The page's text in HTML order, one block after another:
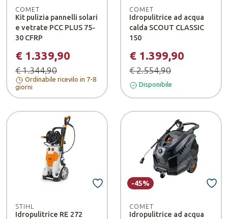
COMET
Kit pulizia pannelli solari
e vetrate PCC PLUS 75-
30 CFRP
€ 1.339,90
€ 1.344,90
Ordinabile ricevilo in 7-8
giorni
COMET
Idropulitrice ad acqua
calda SCOUT CLASSIC
150
€ 1.399,90
€ 2.554,90
Disponibile
STIHL
Idropulitrice RE 272
COMET
Idropulitrice ad acqua
-45%